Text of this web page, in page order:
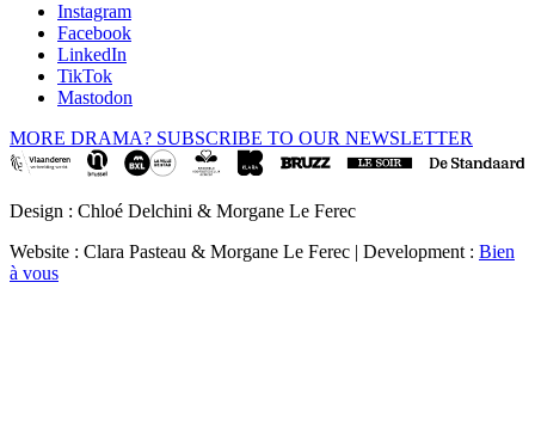
Instagram
Facebook
LinkedIn
TikTok
Mastodon
MORE DRAMA? SUBSCRIBE TO OUR NEWSLETTER
Design : Chloé Delchini & Morgane Le Ferec
Website : Clara Pasteau & Morgane Le Ferec | Development : Bien
à vous